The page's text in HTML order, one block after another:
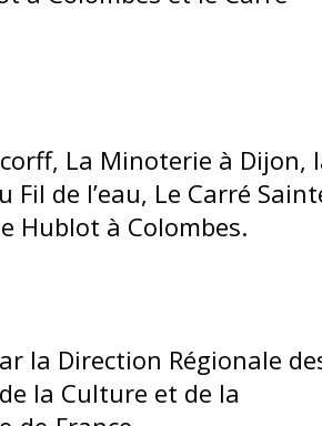
La Minoterie à Dijon,
de l’eau, Le Carré
Hublot à Colombes.
la Direction Régionale
la Culture et de la